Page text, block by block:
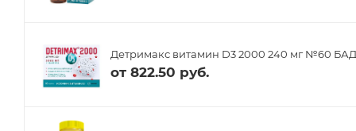
Детримакс витамин D3 2000 240 мг №60 БАД
от 822.50 руб.